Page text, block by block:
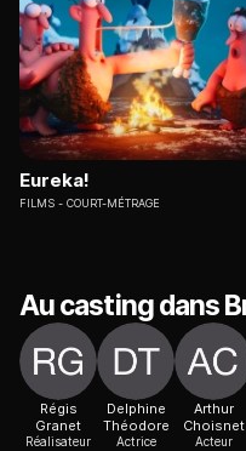
Eureka!
FILMS COURT-MÉTRAGE
Au casting dans
Régis
Granet
Réalisateur
Delphine
Théodore
Actrice
Arthur
Choisnet
Acteur